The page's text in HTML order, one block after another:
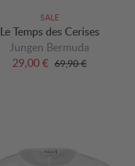
SALE
Le Temps des Cerises
Jungen Bermuda
29,00 € 69,90 €